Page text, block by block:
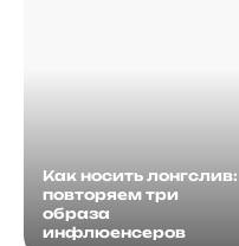
Как носить лонгслив:
повторяем три
образа
инфлюенсеров